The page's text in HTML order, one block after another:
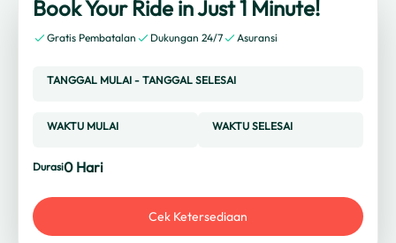
Book Your Ride in Just 1 Minute!
Gratis Pembatalan Dukungan 24/7 Asuransi
TANGGAL MULAI - TANGGAL SELESAI
WAKTU MULAI WAKTU SELESAI
Durasi0 Hari
Cek Ketersediaan